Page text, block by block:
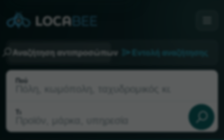
Αναζήτηση αντιπροσώπων Εντολή αναζήτησης
Πού